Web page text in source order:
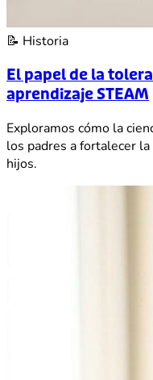
📝 Historia
El papel de la
aprendizaje STEAM
Exploramos cómo la
los padres a fortalecer
hijos.